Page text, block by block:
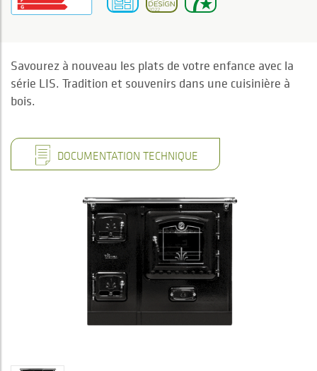
Savourez à nouveau les plats de votre enfance avec la
série LIS. Tradition et souvenirs dans une cuisinière à
bois.
DOCUMENTATION TECHNIQUE